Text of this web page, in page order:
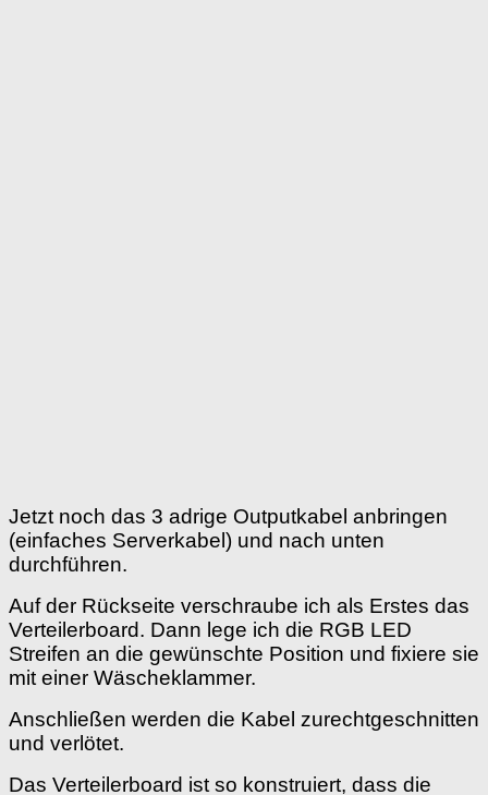
Jetzt noch das 3 adrige Outputkabel anbringen
(einfaches Serverkabel) und nach unten
durchführen.
Auf der Rückseite verschraube ich als Erstes das
Verteilerboard. Dann lege ich die RGB LED
Streifen an die gewünschte Position und fixiere sie
mit einer Wäscheklammer.
Anschließen werden die Kabel zurechtgeschnitten
und verlötet.
Das Verteilerboard ist so konstruiert, dass die